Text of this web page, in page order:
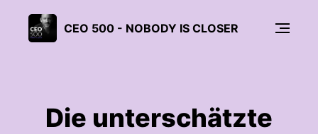
CEO 500 - NOBODY IS CLOSER
Die unterschätzte